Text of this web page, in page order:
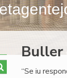
Buller
“Se iu